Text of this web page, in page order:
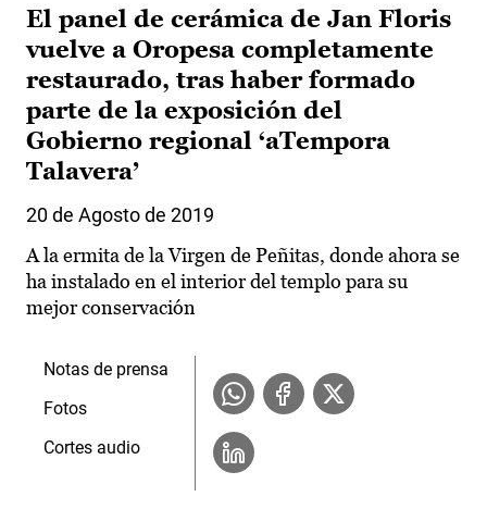
El panel de cerámica de Jan Floris
vuelve a Oropesa completamente
restaurado, tras haber formado
parte de la exposición del
Gobierno regional ‘aTempora
Talavera’
20 de Agosto de 2019
A la ermita de la Virgen de Peñitas, donde ahora se
ha instalado en el interior del templo para su
mejor conservación
Notas de prensa
Fotos
Cortes audio